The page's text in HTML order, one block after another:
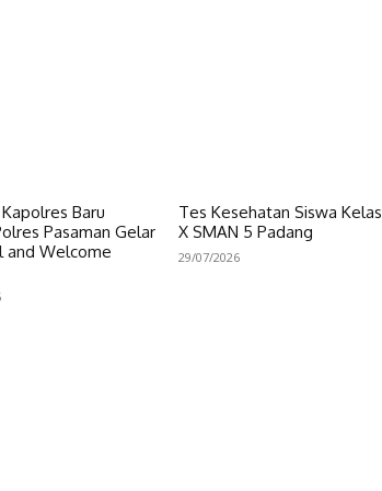
Baru
Pasaman Gelar
and Welcome
Tes Kesehatan Siswa Kelas
X SMAN 5 Padang
29/07/2026